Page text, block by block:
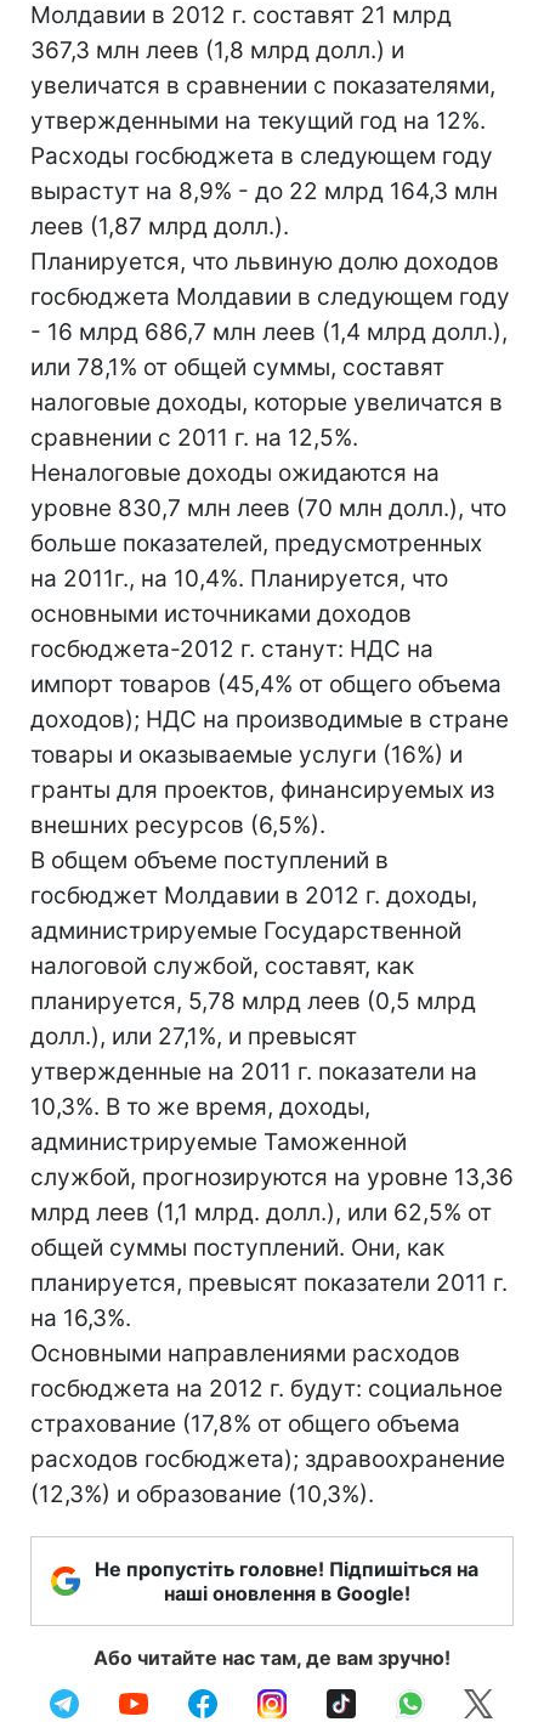
Молдавии в 2012 г. составят 21 млрд
367,3 млн леев (1,8 млрд долл.) и
увеличатся в сравнении с показателями,
утвержденными на текущий год на 12%.
Расходы госбюджета в следующем году
вырастут на 8,9% - до 22 млрд 164,3 млн
леев (1,87 млрд долл.).
Планируется, что львиную долю доходов
госбюджета Молдавии в следующем году
- 16 млрд 686,7 млн леев (1,4 млрд долл.),
или 78,1% от общей суммы, составят
налоговые доходы, которые увеличатся в
сравнении с 2011 г. на 12,5%.
Неналоговые доходы ожидаются на
уровне 830,7 млн леев (70 млн долл.), что
больше показателей, предусмотренных
на 2011г., на 10,4%. Планируется, что
основными источниками доходов
госбюджета-2012 г. станут: НДС на
импорт товаров (45,4% от общего объема
доходов); НДС на производимые в стране
товары и оказываемые услуги (16%) и
гранты для проектов, финансируемых из
внешних ресурсов (6,5%).
В общем объеме поступлений в
госбюджет Молдавии в 2012 г. доходы,
администрируемые Государственной
налоговой службой, составят, как
планируется, 5,78 млрд леев (0,5 млрд
долл.), или 27,1%, и превысят
утвержденные на 2011 г. показатели на
10,3%. В то же время, доходы,
администрируемые Таможенной
службой, прогнозируются на уровне 13,36
млрд леев (1,1 млрд. долл.), или 62,5% от
общей суммы поступлений. Они, как
планируется, превысят показатели 2011 г.
на 16,3%.
Основными направлениями расходов
госбюджета на 2012 г. будут: социальное
страхование (17,8% от общего объема
расходов госбюджета); здравоохранение
(12,3%) и образование (10,3%).
Не пропустіть головне! Підпишіться на
наші оновлення в Google!
Або читайте нас там, де вам зручно!